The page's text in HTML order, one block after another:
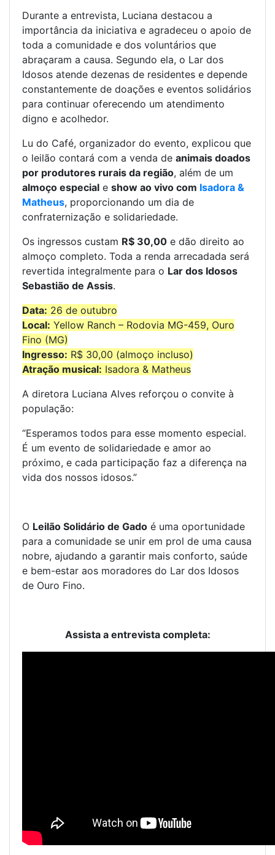
Durante a entrevista, Luciana destacou a
importância da iniciativa e agradeceu o apoio de
toda a comunidade e dos voluntários que
abraçaram a causa. Segundo ela, o Lar dos
Idosos atende dezenas de residentes e depende
constantemente de doações e eventos solidários
para continuar oferecendo um atendimento
digno e acolhedor.
Lu do Café, organizador do evento, explicou que
o leilão contará com a venda de animais doados
por produtores rurais da região, além de um
almoço especial e show ao vivo com Isadora &
Matheus, proporcionando um dia de
confraternização e solidariedade.
Os ingressos custam R$ 30,00 e dão direito ao
almoço completo. Toda a renda arrecadada será
revertida integralmente para o Lar dos Idosos
Sebastião de Assis.
Data: 26 de outubro
Local: Yellow Ranch – Rodovia MG-459, Ouro
Fino (MG)
Ingresso: R$ 30,00 (almoço incluso)
Atração musical: Isadora & Matheus
A diretora Luciana Alves reforçou o convite à
população:
“Esperamos todos para esse momento especial.
É um evento de solidariedade e amor ao
próximo, e cada participação faz a diferença na
vida dos nossos idosos.”
O Leilão Solidário de Gado é uma oportunidade
para a comunidade se unir em prol de uma causa
nobre, ajudando a garantir mais conforto, saúde
e bem-estar aos moradores do Lar dos Idosos
de Ouro Fino.
Assista a entrevista completa: